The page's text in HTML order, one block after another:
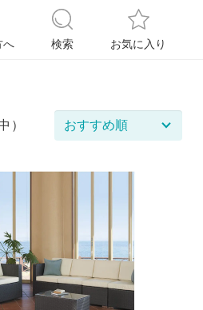
へ 検索 お気に入り
）